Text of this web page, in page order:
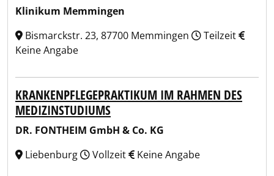
Klinikum Memmingen
Bismarckstr. 23, 87700 Memmingen
Teilzeit
Keine Angabe
KRANKENPFLEGEPRAKTIKUM IM RAHMEN DES
MEDIZINSTUDIUMS
DR. FONTHEIM GmbH & Co. KG
Liebenburg
Vollzeit Keine Angabe